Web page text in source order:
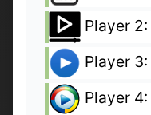
Player 2:
Player 3:
Player 4: